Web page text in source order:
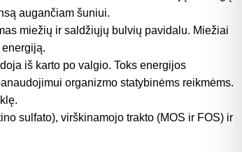
augančiam šuniui.
miežių ir saldžiųjų bulvių pavidalu. Miežiai
iš karto po valgio. Toks energijos
organizmo statybinėms reikmėms.
sulfato), virškinamojo trakto (MOS ir FOS) ir